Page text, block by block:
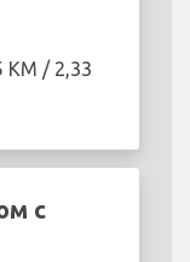
KM / 2,33
с